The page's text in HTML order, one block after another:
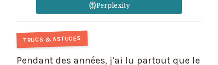
Perplexity
TRUCS & ASTUCES
Pendant des années, j’ai lu partout que le